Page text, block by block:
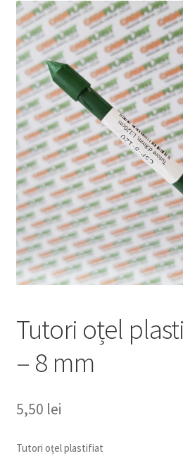
Produse BIO
Igienă publică
Casa și grădina
Sere și solarii
Tutori oțel
– 8 mm
5,50 lei
Tutori oțel plastifiat